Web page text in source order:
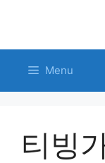
Menu
티빙